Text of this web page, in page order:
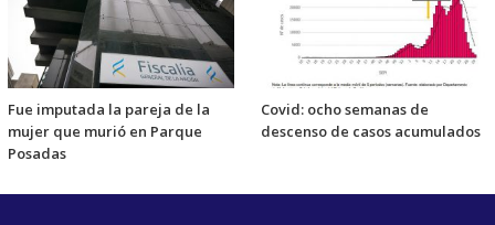
Fue imputada la pareja de la
mujer que murió en Parque
Posadas
Covid: ocho semanas de
descenso de casos acumulados